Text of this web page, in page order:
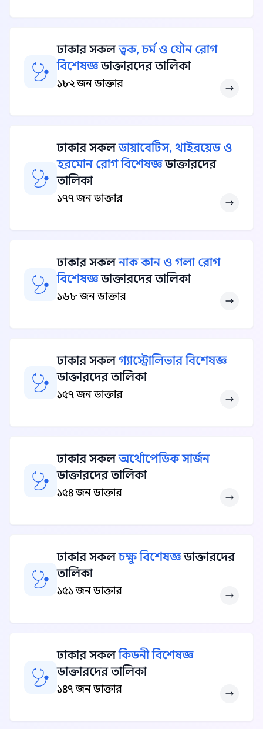
ঢাকার সকলত্বক, চর্ম ও যৌন রোগ
বিশেষজ্ঞডাক্তারদের তালিকা
১৮২ জন ডাক্তার
ঢাকার সকলডায়াবেটিস, থাইরয়েড ও
হরমোন রোগ বিশেষজ্ঞডাক্তারদের
তালিকা
১৭৭ জন ডাক্তার
ঢাকার সকলনাক কান ও গলা রোগ
বিশেষজ্ঞডাক্তারদের তালিকা
১৬৮ জন ডাক্তার
ঢাকার সকলগ্যাস্ট্রোলিভার বিশেষজ্ঞ
ডাক্তারদের তালিকা
১৫৭ জন ডাক্তার
ঢাকার সকলঅর্থোপেডিক সার্জন
ডাক্তারদের তালিকা
১৫৪ জন ডাক্তার
ঢাকার সকলচক্ষু বিশেষজ্ঞডাক্তারদের
তালিকা
১৫১ জন ডাক্তার
ঢাকার সকলকিডনী বিশেষজ্ঞ
ডাক্তারদের তালিকা
১৪৭ জন ডাক্তার